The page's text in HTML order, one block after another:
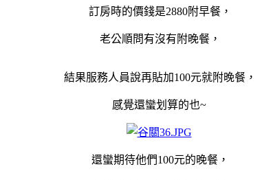
訂房時的價錢是2880附早餐，
老公順問有沒有附晚餐，
結果服務人員說再貼加100元就附晚餐，
感覺還蠻划算的也~
還蠻期待他們100元的晚餐，